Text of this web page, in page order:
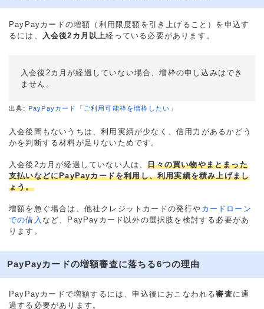
PayPayカードの増額（利用限度額を引き上げること）を申込す
るには、
入会後2カ月以上経っている必要があります。
入会後2カ月が経過していない場合、増枠の申し込みはでき
ません。
出典: PayPayカード「ご利用可能枠を増枠したい」
入会後間もないうちは、利用実績が少なく、信用力があるかどう
かを判断する材料が足りないためです。
入会後2カ月が経過していない人は、日々の買い物やまとまった
支払いなどにPayPayカードを利用し、利用実績を積み上げまし
ょう。
増額を急ぐ場合は、他社クレジットカードの発行や カードローン
での借入 など、PayPayカード以外の選択肢を検討する必要があ
ります。
PayPayカードの増額審査に落ちる6つの理由
PayPayカードで増額するには、申込後におこなわれる審査に通
過する必要があります。